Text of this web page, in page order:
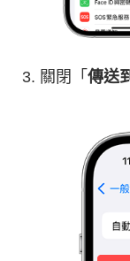
關閉「 傳送